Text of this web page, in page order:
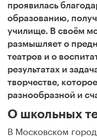
проявилась
образованию,
училище. В своём
размышляет о
театров и о
результатах и
творчестве,
разнообразной и
О школьных
В Московском